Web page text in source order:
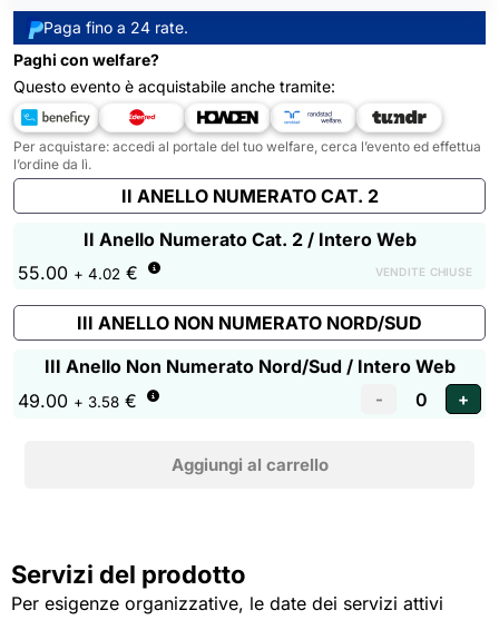
Paga fino a 24 rate.
Paghi con welfare?
Questo evento è acquistabile anche tramite:
Per acquistare: accedi al portale del tuo welfare, cerca l’evento ed effettua
l’ordine da lì.
II ANELLO NUMERATO CAT. 2
II Anello Numerato Cat. 2 / Intero Web
55.00 + 4.02 € VENDITE CHIUSE
III ANELLO NON NUMERATO NORD/SUD
III Anello Non Numerato Nord/Sud / Intero Web
49.00 + 3.58 €
Servizi del prodotto
Per esigenze organizzative, le date dei servizi attivi